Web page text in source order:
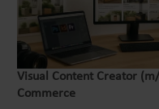
Visual Content Creator
Commerce